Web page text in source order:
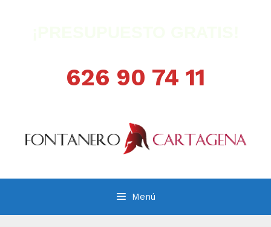
626 90 74 11
Menú